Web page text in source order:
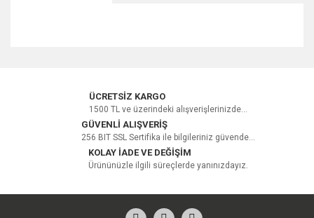
Bu ürüne ilk yorumu siz yapın!
Yorum Yaz
ÜCRETSİZ KARGO
1500 TL ve üzerindeki alışverişlerinizde...
GÜVENLİ ALIŞVERİŞ
256 BIT SSL Sertifika ile bilgileriniz güvende...
KOLAY İADE VE DEĞİŞİM
Ürününüzle ilgili süreçlerde yanınızdayız.